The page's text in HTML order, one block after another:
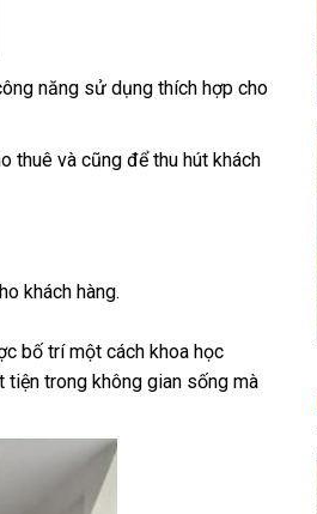
năng sử dụng thích hợp cho
thuê và cũng để thu hút khách
khách hàng.
bố trí một cách khoa học
tiện trong không gian sống mà